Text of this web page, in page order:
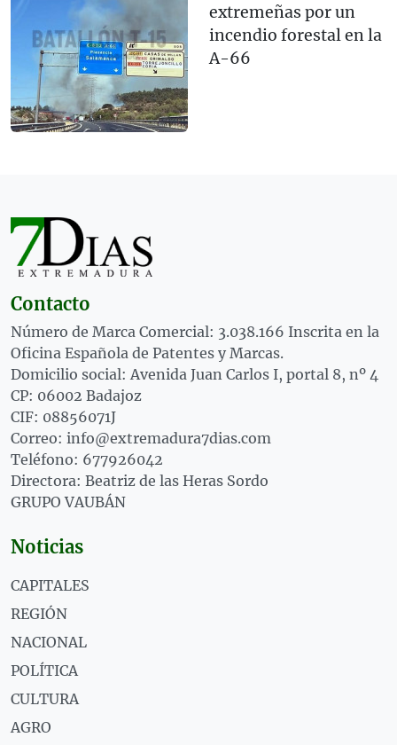
extremeñas por un
incendio forestal en la
A-66
Contacto
Número de Marca Comercial: 3.038.166 Inscrita en la
Oficina Española de Patentes y Marcas.
Domicilio social: Avenida Juan Carlos I, portal 8, nº 4
CP: 06002 Badajoz
CIF: 08856071J
Correo: info@extremadura7dias.com
Teléfono: 677926042
Directora: Beatriz de las Heras Sordo
GRUPO VAUBÁN
Noticias
CAPITALES
REGIÓN
NACIONAL
POLÍTICA
CULTURA
AGRO